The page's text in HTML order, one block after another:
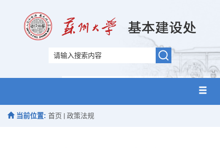
当前位置: 首页 政策法规